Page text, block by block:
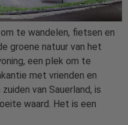
te wandelen, fietsen en
groene natuur van het
een plek om te
met vrienden en
van Sauerland, is
waard. Het is een